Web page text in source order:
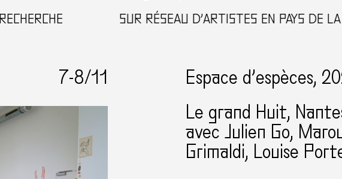
RECHERCHE
BIENVENUE SUR RÉSEAU D’ARTISTES EN PAYS DE LA
7-8/11
Espace d’espèces,
Le grand Huit
avec Julien Go,
Grimaldi, Louise